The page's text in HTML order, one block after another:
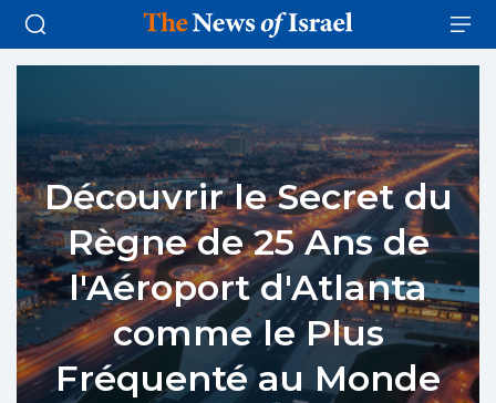
Découvrir le Secret du
Règne de 25 Ans de
l'Aéroport d'Atlanta
comme le Plus
Fréquenté au Monde